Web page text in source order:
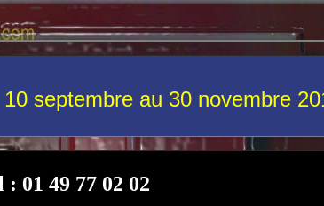
10 septembre au 30 novembre
: 01 49 77 02 02